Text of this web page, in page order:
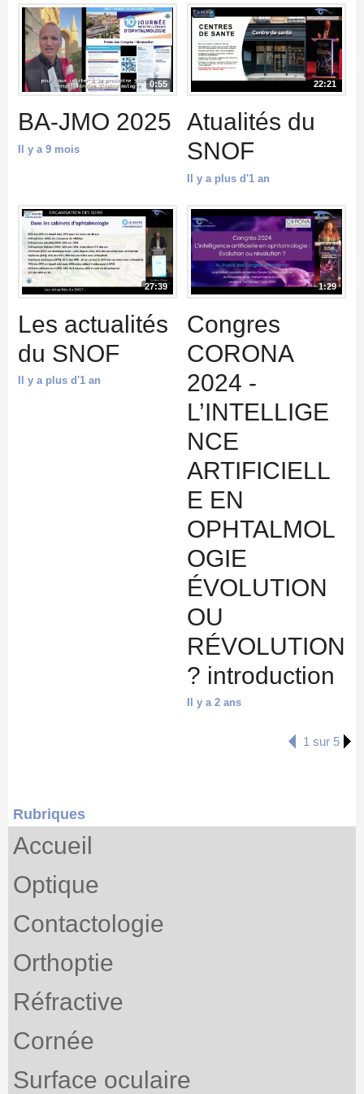
0:55
BA-JMO 2025
Il y a 9 mois
22:21
Atualités du
SNOF
Il y a plus d'1 an
27:39
Les actualités
du SNOF
Il y a plus d'1 an
1:29
Congres
CORONA
2024 -
L’INTELLIGE
NCE
ARTIFICIELL
E EN
OPHTALMOL
OGIE
ÉVOLUTION
OU
RÉVOLUTION
? introduction
Il y a 2 ans
1 sur 5
Rubriques
Accueil
Optique
Contactologie
Orthoptie
Réfractive
Cornée
Surface oculaire